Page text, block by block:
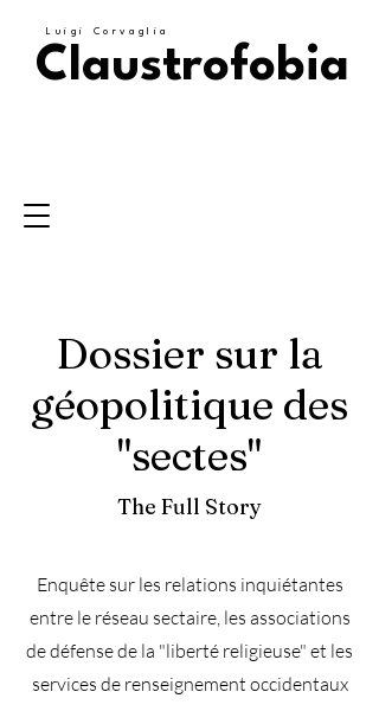
Luigi Corvaglia
Claustrofobia
Dossier sur la
géopolitique des
"sectes"
The Full Story
Enquête sur les relations inquiétantes
entre le réseau sectaire, les associations
de défense de la "liberté religieuse" et les
services de renseignement occidentaux